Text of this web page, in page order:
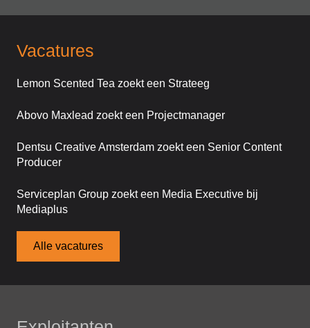
Vacatures
Lemon Scented Tea zoekt een Strateeg
Abovo Maxlead zoekt een Projectmanager
Dentsu Creative Amsterdam zoekt een Senior Content
Producer
Serviceplan Group zoekt een Media Executive bij
Mediaplus
Alle vacatures